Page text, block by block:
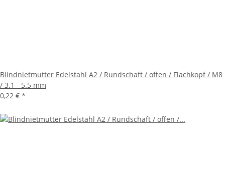
Blindnietmutter Edelstahl A2 / Rundschaft / offen / Flachkopf / M8
/ 3.1 - 5.5 mm
0,22 € *